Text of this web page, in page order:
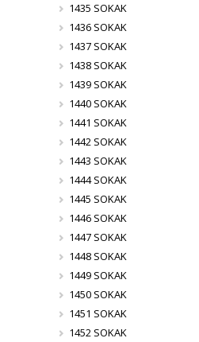
1435 SOKAK
1436 SOKAK
1437 SOKAK
1438 SOKAK
1439 SOKAK
1440 SOKAK
1441 SOKAK
1442 SOKAK
1443 SOKAK
1444 SOKAK
1445 SOKAK
1446 SOKAK
1447 SOKAK
1448 SOKAK
1449 SOKAK
1450 SOKAK
1451 SOKAK
1452 SOKAK